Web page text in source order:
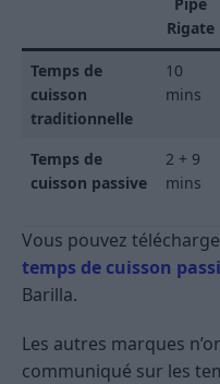
Rigate
Temps de
cuisson
traditionnelle
10
mins
Temps de
cuisson passive
2 + 9
mins
Vous pouvez
temps de cuisson
Barilla.
Les autres marques
communiqué sur les